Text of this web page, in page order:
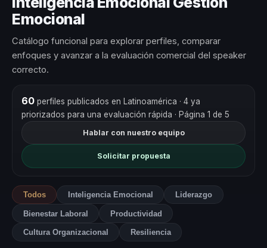
Emocional
Catálogo funcional para explorar perfiles, comparar
enfoques y avanzar a la evaluación comercial del speaker
correcto.
60perfiles publicados en Latinoamérica · 4 ya
priorizados para una evaluación rápida · Página 1 de 5
Hablar con nuestro equipo
Solicitar propuesta
Todos Inteligencia Emocional Liderazgo
Bienestar Laboral Productividad
Cultura Organizacional Resiliencia